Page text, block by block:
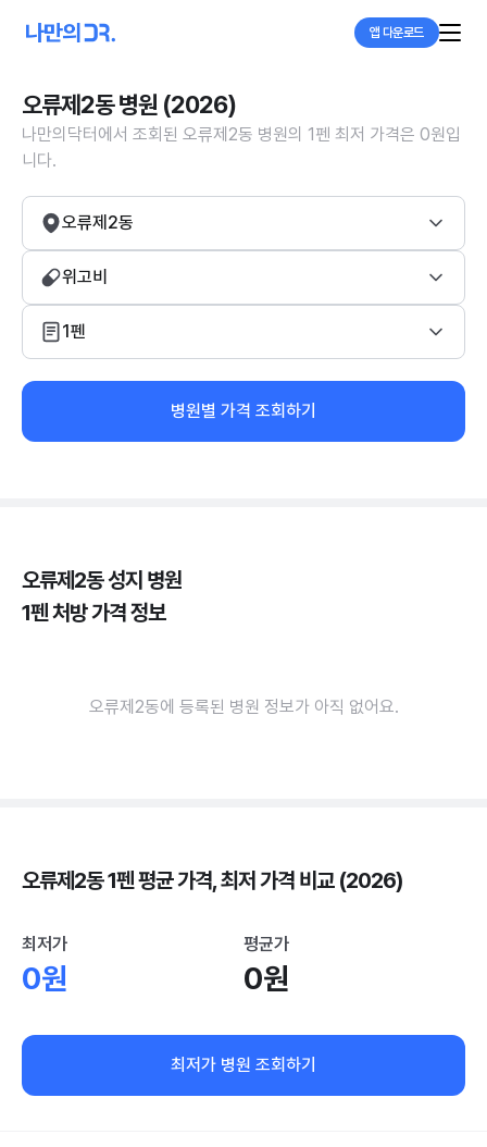
앱 다운로드
오류제2동 병원 (2026)
나만의닥터에서 조회된 오류제2동 병원의 1펜 최저 가격은 0원입
니다.
오류제2동
위고비
1펜
병원별 가격 조회하기
오류제2동 성지 병원
1펜 처방 가격 정보
오류제2동에 등록된 병원 정보가 아직 없어요.
오류제2동 1펜 평균 가격, 최저 가격 비교 (2026)
최저가
0원
평균가
0원
최저가 병원 조회하기